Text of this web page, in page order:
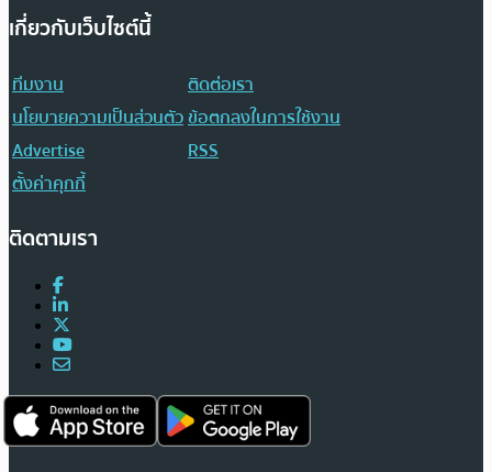
เกี่ยวกับเว็บไซต์นี้
ทีมงาน
ติดต่อเรา
นโยบายความเป็นส่วนตัวข้อตกลงในการใช้งาน
Advertise
RSS
ตั้งค่าคุกกี้
ติดตามเรา